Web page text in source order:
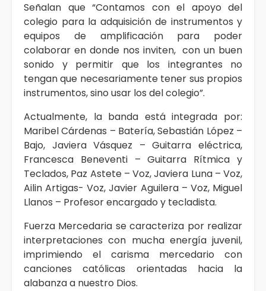
Señalan que “Contamos con el apoyo del
colegio para la adquisición de instrumentos y
equipos de amplificación para poder
colaborar en donde nos inviten, con un buen
sonido y permitir que los integrantes no
tengan que necesariamente tener sus propios
instrumentos, sino usar los del colegio”.
Actualmente, la banda está integrada por:
Maribel Cárdenas – Batería, Sebastián López –
Bajo, Javiera Vásquez – Guitarra eléctrica,
Francesca Beneventi – Guitarra Rítmica y
Teclados, Paz Astete – Voz, Javiera Luna – Voz,
Ailin Artigas- Voz, Javier Aguilera – Voz, Miguel
Llanos – Profesor encargado y tecladista.
Fuerza Mercedaria se caracteriza por realizar
interpretaciones con mucha energía juvenil,
imprimiendo el carisma mercedario con
canciones católicas orientadas hacia la
alabanza a nuestro Dios.